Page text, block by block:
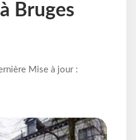
Bruges
Mise à jour :